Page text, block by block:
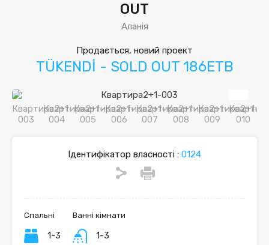
OUT
Аланія
Продається, новий проект
TÜKENDİ - SOLD OUT 186ETB
Ідентифікатор власності : 0124
Спальні
1-3
Ванні кімнати
1-3